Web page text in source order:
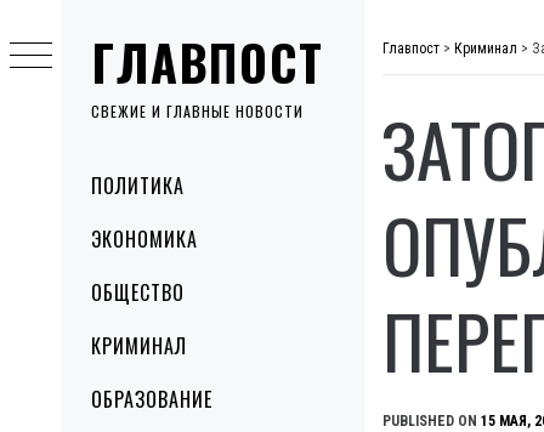
ГЛАВПОСТ
СВЕЖИЕ И ГЛАВНЫЕ НОВОСТИ
MenuПОЛИТИКА
ЭКОНОМИКА
ОБЩЕСТВО
КРИМИНАЛ
ОБРАЗОВАНИЕ
to
content
Главпост > Криминал >
PUBLISHED ON 15 МАЯ,